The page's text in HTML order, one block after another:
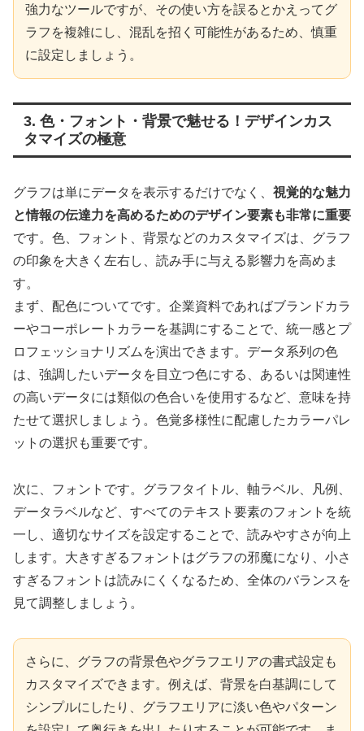
強力なツールですが、その使い方を誤るとかえってグ
ラフを複雑にし、混乱を招く可能性があるため、慎重
に設定しましょう。
3. 色・フォント・背景で魅せる！デザインカス
タマイズの極意
グラフは単にデータを表示するだけでなく、 視覚的な魅力
と情報の伝達力を高めるためのデザイン要素も非常に重要
です。色、フォント、背景などのカスタマイズは、グラフ
の印象を大きく左右し、読み手に与える影響力を高めま
す。
まず、配色についてです。企業資料であればブランドカラ
ーやコーポレートカラーを基調にすることで、統一感とプ
ロフェッショナリズムを演出できます。データ系列の色
は、強調したいデータを目立つ色にする、あるいは関連性
の高いデータには類似の色合いを使用するなど、意味を持
たせて選択しましょう。色覚多様性に配慮したカラーパレ
ットの選択も重要です。
次に、フォントです。グラフタイトル、軸ラベル、凡例、
データラベルなど、すべてのテキスト要素のフォントを統
一し、適切なサイズを設定することで、読みやすさが向上
します。大きすぎるフォントはグラフの邪魔になり、小さ
すぎるフォントは読みにくくなるため、全体のバランスを
見て調整しましょう。
さらに、グラフの背景色やグラフエリアの書式設定も
カスタマイズできます。例えば、背景を白基調にして
シンプルにしたり、グラフエリアに淡い色やパターン